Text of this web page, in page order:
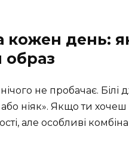
кожен день:
образ
не пробачає.
ніяк». Якщо ти
але особливі